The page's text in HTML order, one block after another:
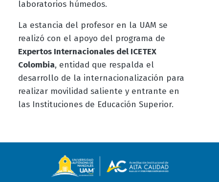
laboratorios húmedos.
La estancia del profesor en la UAM se
realizó con el apoyo del programa de
Expertos Internacionales del ICETEX
Colombia, entidad que respalda el
desarrollo de la internacionalización para
realizar movilidad saliente y entrante en
las Instituciones de Educación Superior.